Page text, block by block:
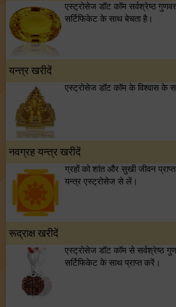
एस्ट्रोसेज डॉट कॉम सर्वश्रेष्ठ
सर्टिफिकेट के साथ बेचता है।
यन्त्र खरीदें
एस्ट्रोसेज डॉट कॉम के विश्वास के
नवग्रह यन्त्र खरीदें
ग्रहों को शांत और सुखी जीवन
यन्त्र एस्ट्रोसेज से लें।
रूद्राक्ष खरीदें
एस्ट्रोसेज डॉट कॉम से सर्वश्रेष्ठ
सर्टिफिकेट के साथ प्राप्त करें।